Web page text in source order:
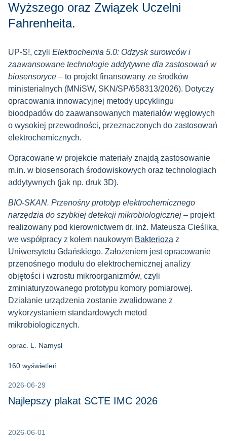
Wyższego oraz Związek Uczelni
Fahrenheita.
UP-S!, czyli Elektrochemia 5.0: Odzysk surowców i
zaawansowane technologie addytywne dla zastosowań w
biosensoryce – to projekt finansowany ze środków
ministerialnych (MNiSW, SKN/SP/658313/2026). Dotyczy
opracowania innowacyjnej metody upcyklingu
bioodpadów do zaawansowanych materiałów węglowych
o wysokiej przewodności, przeznaczonych do zastosowań
elektrochemicznych.
Opracowane w projekcie materiały znajdą zastosowanie
m.in. w biosensorach środowiskowych oraz technologiach
addytywnych (jak np. druk 3D).
BIO-SKAN. Przenośny prototyp elektrochemicznego
narzędzia do szybkiej detekcji mikrobiologicznej – projekt
realizowany pod kierownictwem dr. inż. Mateusza Cieślika,
we współpracy z kołem naukowym Bakterioza z
Uniwersytetu Gdańskiego. Założeniem jest opracowanie
przenośnego modułu do elektrochemicznej analizy
objętości i wzrostu mikroorganizmów, czyli
zminiaturyzowanego prototypu komory pomiarowej.
Działanie urządzenia zostanie zwalidowane z
wykorzystaniem standardowych metod
mikrobiologicznych.
oprac. L. Namysł
160 wyświetleń
2026-06-29
Najlepszy plakat SCTE IMC 2026
2026-06-01